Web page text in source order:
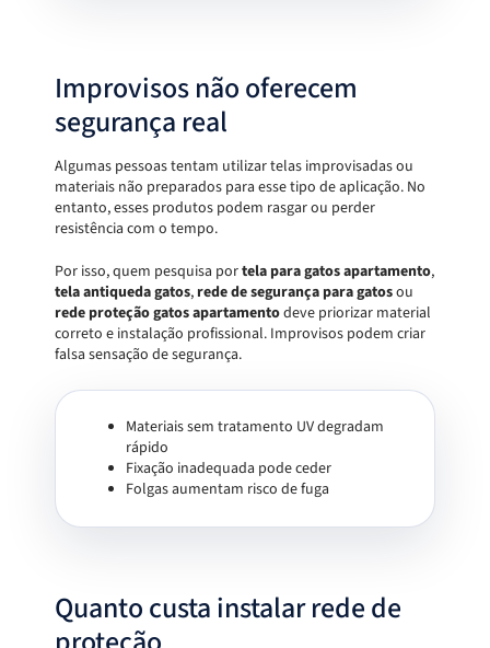
Improvisos não oferecem
segurança real
Algumas pessoas tentam utilizar telas improvisadas ou
materiais não preparados para esse tipo de aplicação. No
entanto, esses produtos podem rasgar ou perder
resistência com o tempo.
Por isso, quem pesquisa portela para gatos apartamento,
tela antiqueda gatos, rede de segurança para gatosou
rede proteção gatos apartamentodeve priorizar material
correto e instalação profissional. Improvisos podem criar
falsa sensação de segurança.
Materiais sem tratamento UV degradam
rápido
Fixação inadequada pode ceder
Folgas aumentam risco de fuga
Quanto custa instalar rede de